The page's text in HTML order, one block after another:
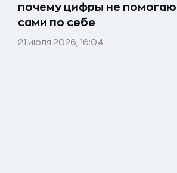
почему цифры не
сами по себе
21 июля 2026, 16:04